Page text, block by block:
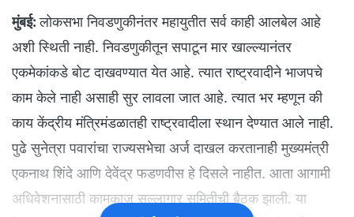
मुंबई: लोकसभा निवडणुकीनंतर महायुतीत सर्व काही आलबेल आहे
अशी स्थिती नाही. निवडणुकीतून सपाटून मार खाल्ल्यानंतर
एकमेकांकडे बोट दाखवण्यात येत आहे. त्यात राष्ट्रवादीने भाजपचे
काम केले नाही असाही सुर लावला जात आहे. त्यात भर म्हणून की
काय केंद्रीय मंत्रिमंडळातही राष्ट्रवादीला स्थान देण्यात आले नाही.
पुढे सुनेत्रा पवारांचा राज्यसभेचा अर्ज दाखल करतानाही मुख्यमंत्री
एकनाथ शिंदे आणि देवेंद्र फडणवीस हे दिसले नाहीत. आता आगामी
अधिवेशनासाठी कामकाज सल्लागार समितीची बैठक झाली. या